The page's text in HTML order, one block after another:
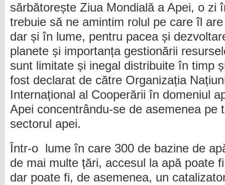
sărbătorește Ziua Mondială a Apei, o zi
trebuie să ne amintim rolul pe care îl
dar și în lume, pentru pacea și
planete și importanța gestionării
sunt limitate și inegal distribuite în timp
fost declarat de către Organizația
Internațional al Cooperării în domeniul
Apei concentrându-se de asemenea pe
sectorul apei.
Într-o lume în care 300 de bazine de
de mai multe țări, accesul la apă poate
dar poate fi, de asemenea, un